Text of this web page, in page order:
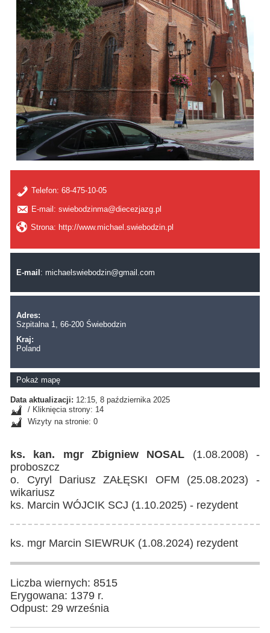
Telefon:68-475-10-05
E-mail: swiebodzinma@diecezjazg.pl
Strona: http://www.michael.swiebodzin.pl
E-mail : michaelswiebodzin@gmail.com
Adres:
Szpitalna 1, 66-200 Świebodzin
Kraj:
Poland
Pokaż mapę
Data aktualizacji: 12:15, 8 października 2025
/ Kliknięcia strony: 14
Wizyty na stronie: 0
ks. kan. mgr Zbigniew NOSAL (1.08.2008) -
proboszcz
o. Cyryl Dariusz ZAŁĘSKI OFM (25.08.2023) -
wikariusz
ks. Marcin WÓJCIK SCJ (1.10.2025) - rezydent
ks. mgr Marcin SIEWRUK (1.08.2024) rezydent
Liczba wiernych: 8515
Erygowana: 1379 r.
Odpust: 29 września